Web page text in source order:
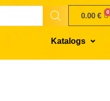
0.00€
Katalogs